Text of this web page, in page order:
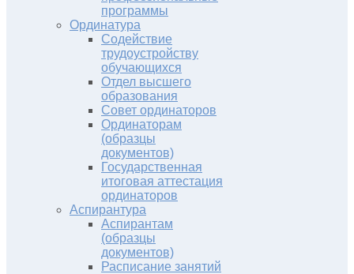
программы
Ординатура
Содействие
трудоустройству
обучающихся
Отдел высшего
образования
Совет ординаторов
Ординаторам
(образцы
документов)
Государственная
итоговая аттестация
ординаторов
Аспирантура
Аспирантам
(образцы
документов)
Расписание занятий